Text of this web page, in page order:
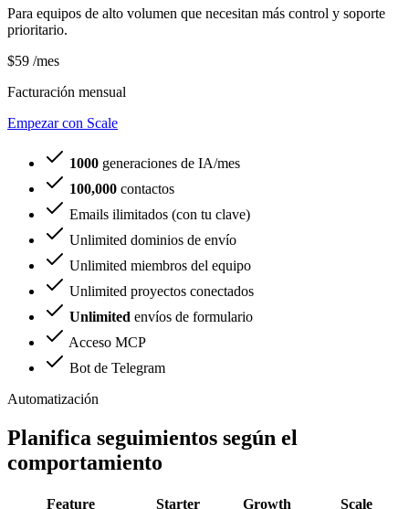
Para equipos de alto volumen que necesitan más control y soporte
prioritario.
$59 /mes
Facturación mensual
Empezar con Scale
1000 generaciones de IA/mes
100,000 contactos
Emails ilimitados (con tu clave)
Unlimited dominios de envío
Unlimited miembros del equipo
Unlimited proyectos conectados
Unlimited envíos de formulario
Acceso MCP
Bot de Telegram
Automatización
Planifica seguimientos según el
comportamiento
Feature Starter Growth
Scale